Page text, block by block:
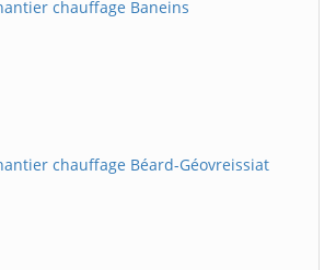
chauffage Baneins
chauffage Béard-Géovreissiat